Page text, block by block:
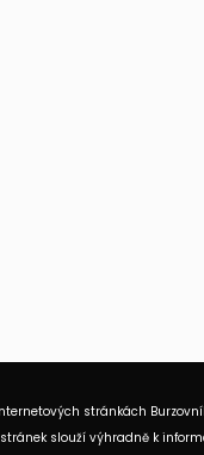
stránkách
slouží výhradně k